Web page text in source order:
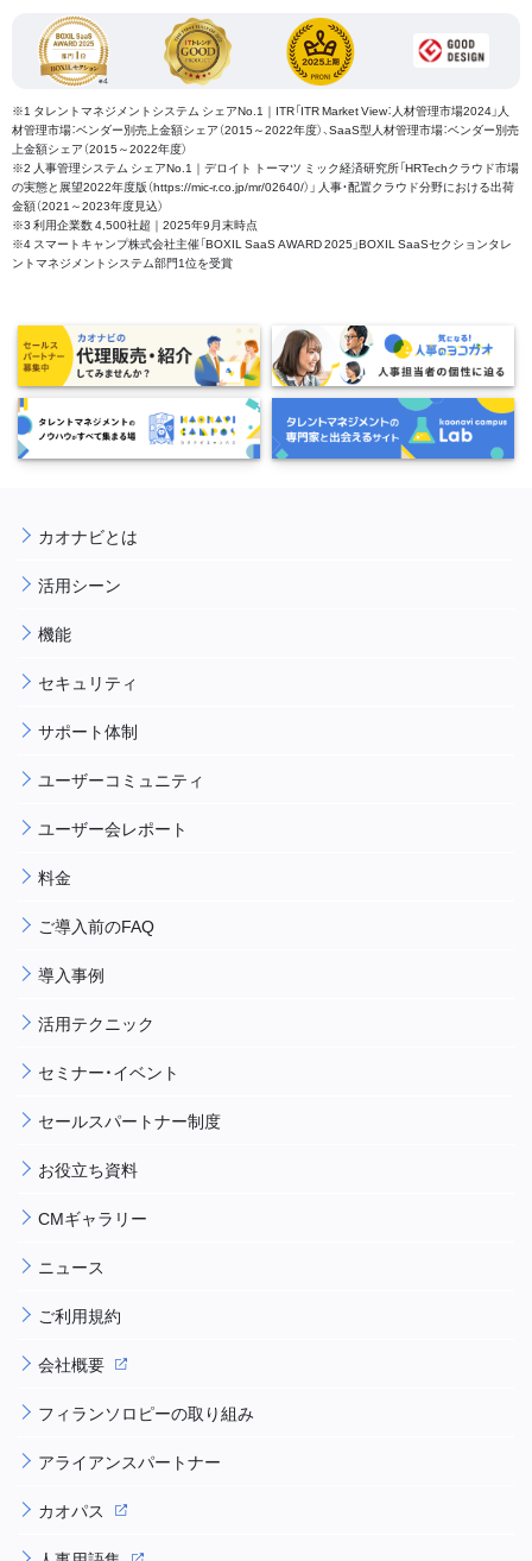
※1 タレントマネジメントシステム シェアNo.1｜ITR「ITR Market View：人材管理市場2024」人
材管理市場：ベンダー別売上金額シェア（2015～2022年度）、SaaS型人材管理市場：ベンダー別売
上金額シェア（2015～2022年度）
※2 人事管理システム シェアNo.1｜デロイト トーマツ ミック経済研究所「HRTechクラウド市場
の実態と展望2022年度版（https://mic-r.co.jp/mr/02640/）」 人事・配置クラウド分野における出荷
金額（2021～2023年度見込）
※3 利用企業数 4,500社超｜2025年9月末時点
※4 スマートキャンプ株式会社主催「BOXIL SaaS AWARD 2025」BOXIL SaaSセクションタレ
ントマネジメントシステム部門1位を受賞
カオナビとは
活用シーン
機能
セキュリティ
サポート体制
ユーザーコミュニティ
ユーザー会レポート
料金
ご導入前のFAQ
導入事例
活用テクニック
セミナー・イベント
セールスパートナー制度
お役立ち資料
CMギャラリー
ニュース
ご利用規約
会社概要
フィランソロピーの取り組み
アライアンスパートナー
カオパス